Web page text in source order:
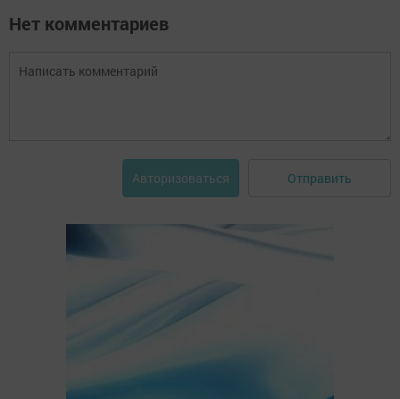
Нет комментариев
Авторизоваться Отправить